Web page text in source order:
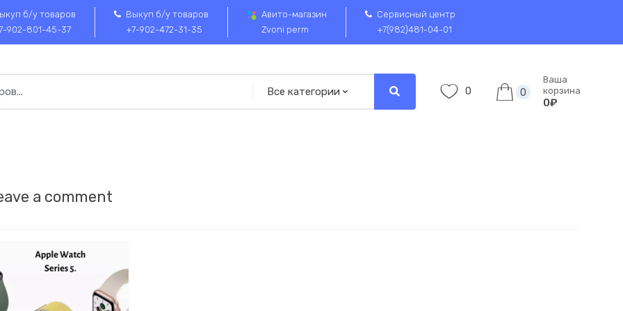
б/у товаров
902-801-45-37
Выкуп б/у товаров
+7-902-472-31-35
Авито-магазин
Zvoni perm
Сервисный центр
+7(982)481-04-01
0 0
Ваша
корзина
0₽
a comment